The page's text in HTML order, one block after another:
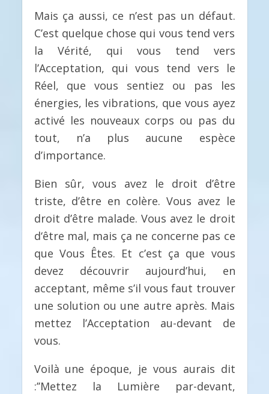
Mais ça aussi, ce n’est pas un défaut.
C’est quelque chose qui vous tend vers
la Vérité, qui vous tend vers
l’Acceptation, qui vous tend vers le
Réel, que vous sentiez ou pas les
énergies, les vibrations, que vous ayez
activé les nouveaux corps ou pas du
tout, n’a plus aucune espèce
d’importance.
Bien sûr, vous avez le droit d’être
triste, d’être en colère. Vous avez le
droit d’être malade. Vous avez le droit
d‘être mal, mais ça ne concerne pas ce
que Vous Êtes. Et c’est ça que vous
devez découvrir aujourd’hui, en
acceptant, même s’il vous faut trouver
une solution ou une autre après. Mais
mettez l’Acceptation au-devant de
vous.
Voilà une époque, je vous aurais dit
:’’Mettez la Lumière par-devant,